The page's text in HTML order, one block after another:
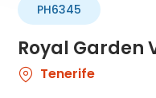
Royal Garden
PH6345
Tenerife